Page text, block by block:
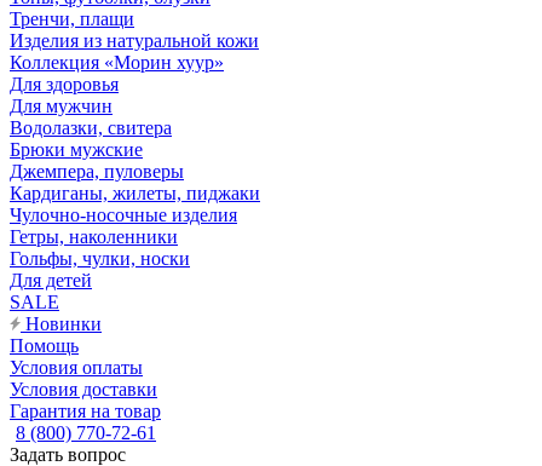
Тренчи, плащи
Изделия из натуральной кожи
Коллекция «Морин хуур»
Для здоровья
Для мужчин
Водолазки, свитера
Брюки мужские
Джемпера, пуловеры
Кардиганы, жилеты, пиджаки
Чулочно-носочные изделия
Гетры, наколенники
Гольфы, чулки, носки
Для детей
SALE
Новинки
Помощь
Условия оплаты
Условия доставки
Гарантия на товар
8 (800) 770-72-61
Задать вопрос